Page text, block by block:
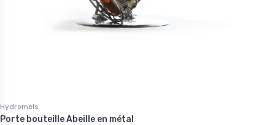
Hydromels
Porte bouteille Abeille en métal